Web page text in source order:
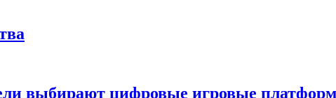
выбирают цифровые игровые